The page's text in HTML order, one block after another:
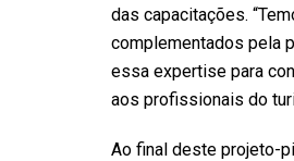
das capacitações.
complementados pela
essa expertise para
aos profissionais do
Ao final deste projeto-